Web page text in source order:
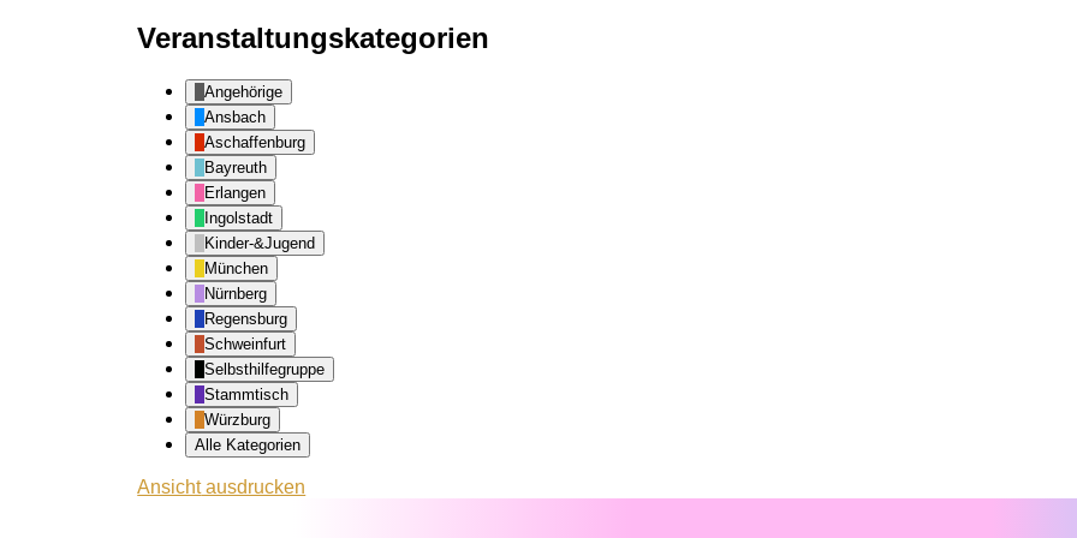
Veranstaltungskategorien
Angehörige
Ansbach
Aschaffenburg
Bayreuth
Erlangen
Ingolstadt
Kinder-&Jugend
München
Nürnberg
Regensburg
Schweinfurt
Selbsthilfegruppe
Stammtisch
Würzburg
Alle Kategorien
Ansichtausdrucken